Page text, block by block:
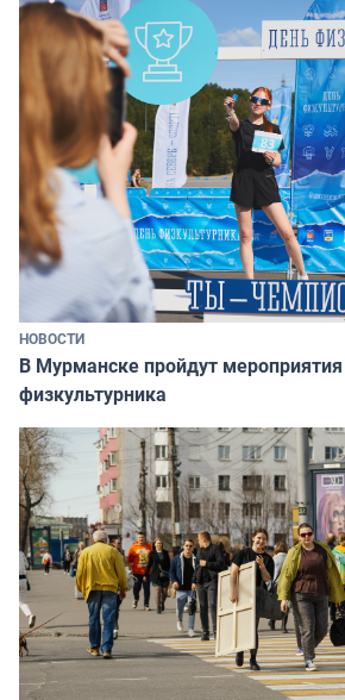
НОВОСТИ
В Мурманске пройдут
физкультурника